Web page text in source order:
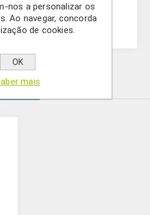
filme de raios X e
CCD
relacionados
nos a personalizar os
Ao navegar, concorda
de cookies.
OK
mais